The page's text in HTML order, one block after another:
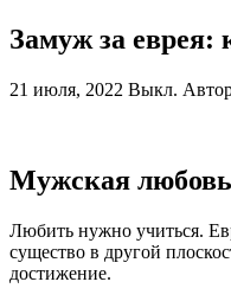
Замуж за еврея:
21 июля, 2022 Выкл.
Мужская любовь
Любить нужно учиться.
существо в другой
достижение.